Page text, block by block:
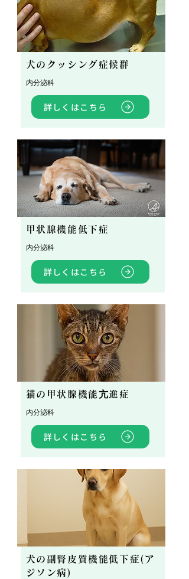
犬のクッシング症候群
内分泌科
詳しくはこちら
甲状腺機能低下症
内分泌科
詳しくはこちら
猫の甲状腺機能亢進症
内分泌科
詳しくはこちら
犬の副腎皮質機能低下症(ア
ジソン病)